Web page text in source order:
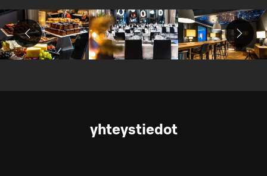
yhteystiedot